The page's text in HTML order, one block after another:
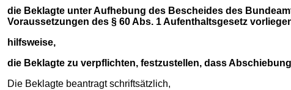
die Beklagte unter Aufhebung des Bescheides des
Voraussetzungen des § 60 Abs. 1 Aufenthaltsgesetz
hilfsweise,
die Beklagte zu verpflichten, festzustellen, dass
Die Beklagte beantragt schriftsätzlich,